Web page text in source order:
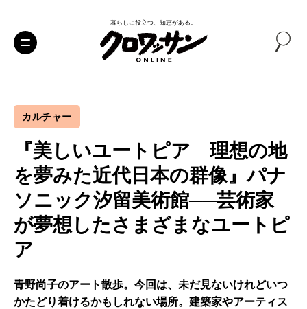
暮らしに役立つ、知恵がある。
カルチャー
『美しいユートピア 理想の地
を夢みた近代日本の群像』パナ
ソニック汐留美術館──芸術家
が夢想したさまざまなユートピ
ア
青野尚子のアート散歩。今回は、未だ見ないけれどいつ
かたどり着けるかもしれない場所。建築家やアーティス